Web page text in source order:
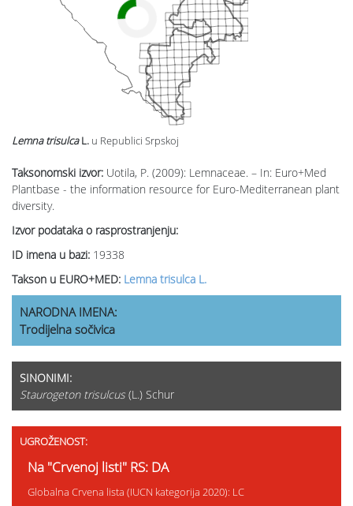
Taksonomski izvor: Uotila, P. (2009): Lemnaceae. – In: Euro+Med
Plantbase - the information resource for Euro-Mediterranean plant
diversity.
Izvor podataka o rasprostranjenju:
ID imena u bazi: 19338
Takson u EURO+MED: Lemna trisulca L.
Lemna trisulcaL. u Republici Srpskoj
NARODNA IMENA:
Trodijelna sočivica
SINONIMI:
Staurogeton trisulcus (L.) Schur
UGROŽENOST:
Na "Crvenoj listi" RS: DA
Globalna Crvena lista (IUCN kategorija 2020): LC